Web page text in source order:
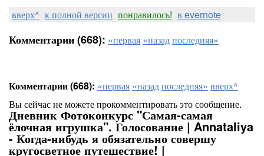
вверх^ к полной версии понравилось! в evernote
Комментарии (668): «первая «назадпоследняя»
Комментарии (668): «первая «назадпоследняя» вверх^
Вы сейчас не можете прокомментировать это сообщение.
Дневник Фотоконкурс "Самая-самая
ёлочная игрушка". Голосование | Annataliya
- Когда-нибудь я обязательно совершу
кругосветное путешествие! |